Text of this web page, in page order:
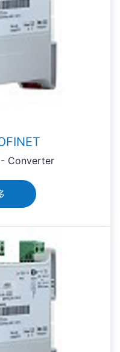
- Converter